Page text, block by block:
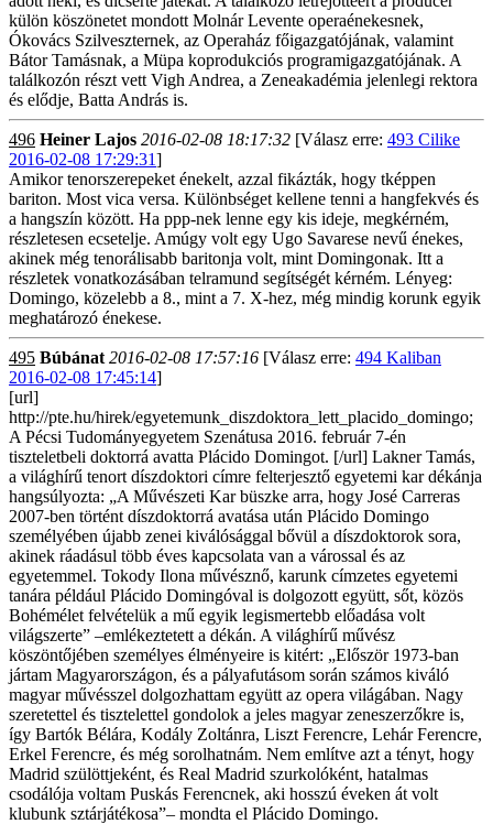
külön köszönetet mondott Molnár Levente operaénekesnek,
Ókovács Szilveszternek, az Operaház főigazgatójának, valamint
Bátor Tamásnak, a Müpa koprodukciós programigazgatójának. A
találkozón részt vett Vigh Andrea, a Zeneakadémia jelenlegi rektora
és elődje, Batta András is.
496 Heiner Lajos 2016-02-08 18:17:32 [Válasz erre: 493 Cilike
2016-02-08 17:29:31]
Amikor tenorszerepeket énekelt, azzal fikázták, hogy tképpen
bariton. Most vica versa. Különbséget kellene tenni a hangfekvés és
a hangszín között. Ha ppp-nek lenne egy kis ideje, megkérném,
részletesen ecsetelje. Amúgy volt egy Ugo Savarese nevű énekes,
akinek még tenorálisabb baritonja volt, mint Domingonak. Itt a
részletek vonatkozásában telramund segítségét kérném. Lényeg:
Domingo, közelebb a 8., mint a 7. X-hez, még mindig korunk egyik
meghatározó énekese.
495 Búbánat 2016-02-08 17:57:16 [Válasz erre: 494 Kaliban
2016-02-08 17:45:14]
[url]
http://pte.hu/hirek/egyetemunk_diszdoktora_lett_placido_domingo;
A Pécsi Tudományegyetem Szenátusa 2016. február 7-én
tiszteletbeli doktorrá avatta Plácido Domingot. [/url] Lakner Tamás,
a világhírű tenort díszdoktori címre felterjesztő egyetemi kar dékánja
hangsúlyozta: „A Művészeti Kar büszke arra, hogy José Carreras
2007-ben történt díszdoktorrá avatása után Plácido Domingo
személyében újabb zenei kiválósággal bővül a díszdoktorok sora,
akinek ráadásul több éves kapcsolata van a várossal és az
egyetemmel. Tokody Ilona művésznő, karunk címzetes egyetemi
tanára például Plácido Domingóval is dolgozott együtt, sőt, közös
Bohémélet felvételük a mű egyik legismertebb előadása volt
világszerte” –emlékeztetett a dékán. A világhírű művész
köszöntőjében személyes élményeire is kitért: „Először 1973-ban
jártam Magyarországon, és a pályafutásom során számos kiváló
magyar művésszel dolgozhattam együtt az opera világában. Nagy
szeretettel és tisztelettel gondolok a jeles magyar zeneszerzőkre is,
így Bartók Bélára, Kodály Zoltánra, Liszt Ferencre, Lehár Ferencre,
Erkel Ferencre, és még sorolhatnám. Nem említve azt a tényt, hogy
Madrid szülöttjeként, és Real Madrid szurkolóként, hatalmas
csodálója voltam Puskás Ferencnek, aki hosszú éveken át volt
klubunk sztárjátékosa”– mondta el Plácido Domingo.